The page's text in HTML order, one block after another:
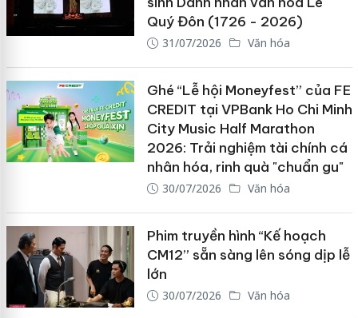
Quý Đôn (1726 - 2026)
31/07/2026 Văn hóa
Ghé “Lễ hội Moneyfest” của FE
CREDIT tại VPBank Ho Chi Minh
City Music Half Marathon
2026: Trải nghiệm tài chính cá
nhân hóa, rinh quà "chuẩn gu"
30/07/2026 Văn hóa
Phim truyền hình “Kế hoạch
CM12” sẵn sàng lên sóng dịp lễ
lớn
30/07/2026 Văn hóa